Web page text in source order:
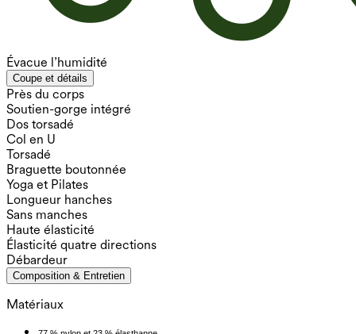
Évacue l’humidité
Coupe et détails
Près du corps
Soutien-gorge intégré
Dos torsadé
Col en U
Torsadé
Braguette boutonnée
Yoga et Pilates
Longueur hanches
Sans manches
Haute élasticité
Élasticité quatre directions
Débardeur
Composition & Entretien
Matériaux